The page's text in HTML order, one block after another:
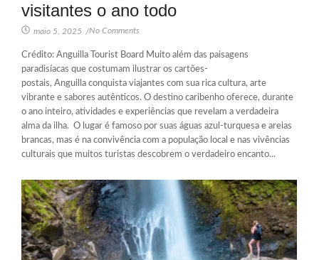
visitantes o ano todo
maio 5, 2025 /No Comments
Crédito: Anguilla Tourist Board Muito além das paisagens
paradisíacas que costumam ilustrar os cartões-
postais, Anguilla conquista viajantes com sua rica cultura, arte
vibrante e sabores autênticos. O destino caribenho oferece, durante
o ano inteiro, atividades e experiências que revelam a verdadeira
alma da ilha. O lugar é famoso por suas águas azul-turquesa e areias
brancas, mas é na convivência com a população local e nas vivências
culturais que muitos turistas descobrem o verdadeiro encanto...